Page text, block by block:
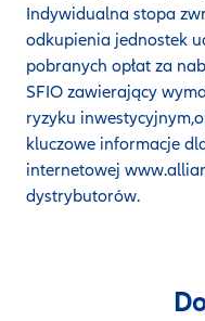
Indywidualna stopa
odkupienia jednostek
pobranych opłat za
SFIO zawierający
ryzyku
kluczowe informacje
internetowej
dystrybutorów.